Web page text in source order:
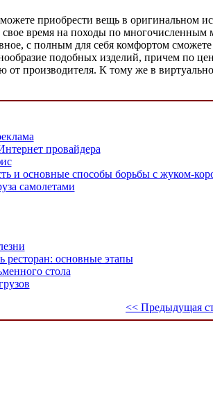
приобрести вещь в оригинальном
свое время на походы по
с полным для себя комфортом
подобных изделий, причем по
от производителя. К тому же в
провайдера
и основные способы борьбы с жуком-
самолетами
ресторан: основные этапы
стола
<< Предыдущая